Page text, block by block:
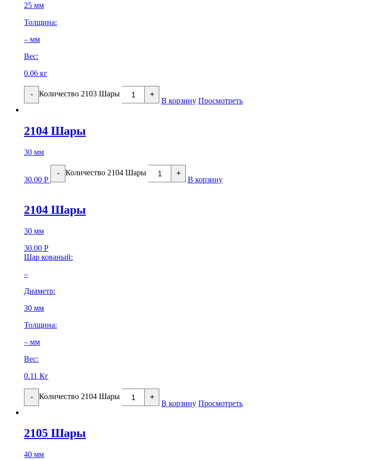
25 мм
Толщина:
– мм
Вес:
0.06 кг
- Количество 2103 Шары +
В корзину Просмотреть
2104 Шары
30 мм
30.00 Р
- Количество 2104 Шары +
В корзину
2104 Шары
30 мм
30.00 Р
Шар кованый:
–
Диаметр:
30 мм
Толщина:
– мм
Вес:
0.11 Кг
- Количество 2104 Шары +
В корзину Просмотреть
2105 Шары
40 мм